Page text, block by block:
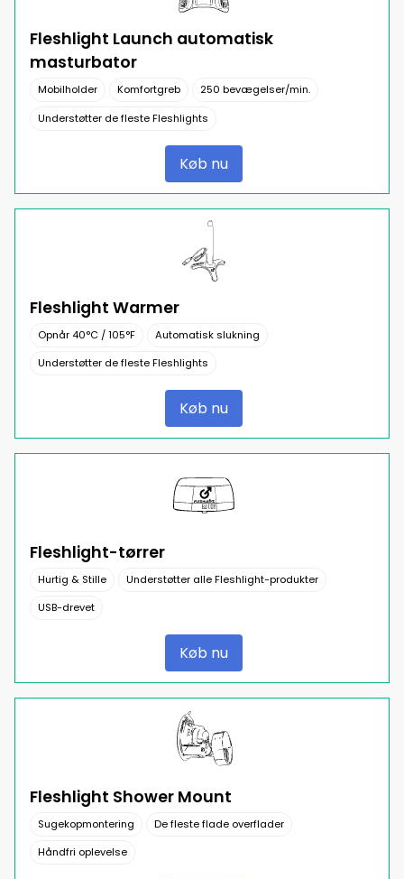
Fleshlight Launch automatisk
masturbator
Mobilholder Komfortgreb
250 bevægelser/min.
Understøtter de fleste Fleshlights
Køb nu
Fleshlight Warmer
Opnår 40°C / 105°F
Automatisk slukning
Understøtter de fleste Fleshlights
Køb nu
Fleshlight-tørrer
Hurtig & Stille
Understøtter alle Fleshlight-produkter
USB-drevet
Køb nu
Fleshlight Shower Mount
Sugekopmontering
De fleste flade overflader
Håndfri oplevelse